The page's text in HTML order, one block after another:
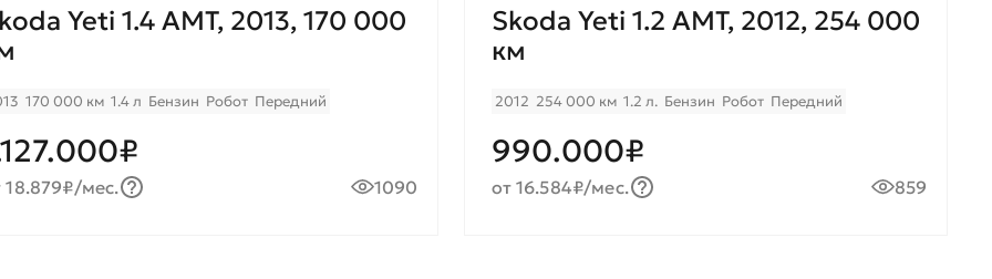
Yeti 1.4 AMT, 2013, 170 000
170 000 км 1.4 л Бензин Робот Передний
18.879₽/мес. 1090
Skoda Yeti 1.2 AMT, 2012, 254 000
км
2012 254 000 км 1.2 л. Бензин Робот Передний
990.000₽
от 16.584₽/мес. 859